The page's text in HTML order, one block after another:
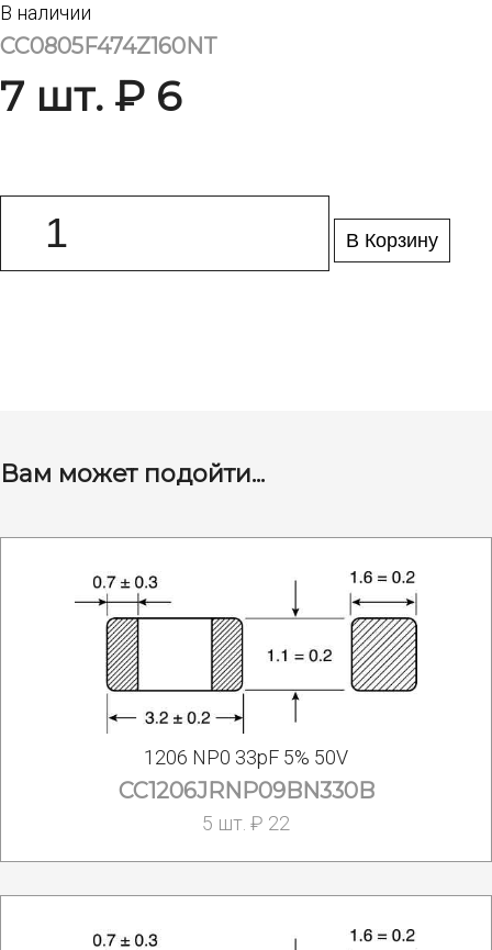
В наличии
CC0805F474Z160NT
7 шт. ₽ 6
В Корзину
Вам может подойти...
1206 NP0 33pF 5% 50V
CC1206JRNP09BN330B
5 шт. ₽ 22